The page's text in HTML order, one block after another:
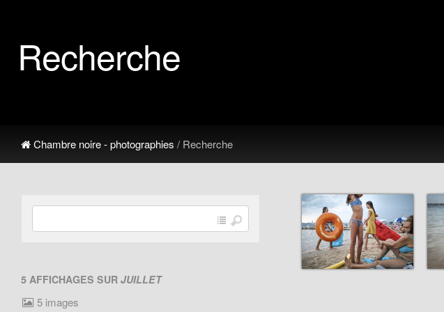
Recherche
Chambre noire - photographies / Recherche
5 AFFICHAGES SURJUILLET
5 images